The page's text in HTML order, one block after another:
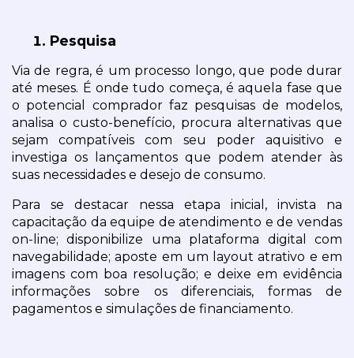
Pesquisa
Via de regra, é um processo longo, que pode durar
até meses. É onde tudo começa, é aquela fase que
o potencial comprador faz pesquisas de modelos,
analisa o custo-benefício, procura alternativas que
sejam compatíveis com seu poder aquisitivo e
investiga os lançamentos que podem atender às
suas necessidades e desejo de consumo.
Para se destacar nessa etapa inicial, invista na
capacitação da equipe de atendimento e de vendas
on-line; disponibilize uma plataforma digital com
navegabilidade; aposte em um layout atrativo e em
imagens com boa resolução; e deixe em evidência
informações sobre os diferenciais, formas de
pagamentos e simulações de financiamento.